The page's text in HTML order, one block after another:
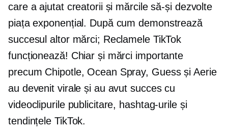
care a ajutat creatorii și mărcile să-și dezvolte
piața exponențial. După cum demonstrează
succesul altor mărci; Reclamele TikTok
funcționează! Chiar și mărci importante
precum Chipotle, Ocean Spray, Guess și Aerie
au devenit virale și au avut succes cu
videoclipurile publicitare, hashtag-urile și
tendințele TikTok.